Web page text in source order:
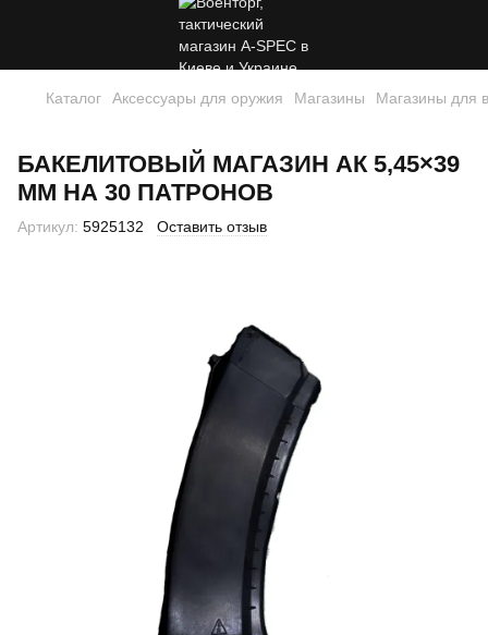
Каталог Аксессуары для оружия Магазины Магазины для
БАКЕЛИТОВЫЙ МАГАЗИН АК 5,45×39
ММ НА 30 ПАТРОНОВ
Артикул: 5925132 Оставить отзыв